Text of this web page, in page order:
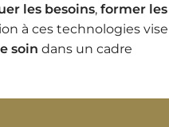
les besoins,former les
à ces technologies vise
soin dans un cadre